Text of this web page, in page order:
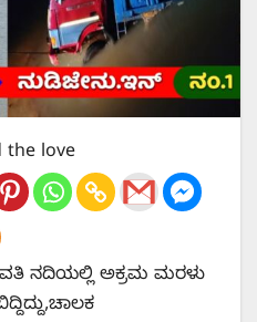
the love
ನದಿಯಲ್ಲಿ ಅಕ್ರಮ ಮರಳು